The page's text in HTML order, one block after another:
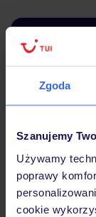
Zgoda
Szanujemy
Używamy
poprawy
cookie